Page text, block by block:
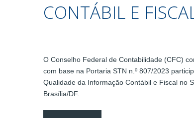
CONTÁBIL E
O Conselho Federal de Contabilidade (CFC)
com base na Portaria STN n.º 807/2023
Qualidade da Informação Contábil e Fiscal no
Brasília/DF.